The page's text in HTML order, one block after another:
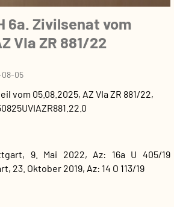
6a. Zivilsenat vom
VIa ZR 881/22
05
vom 05.08.2025, AZ VIa ZR 881/22,
9. Mai 2022, Az: 16a U 405/19
23. Oktober 2019, Az: 14 O 113/19